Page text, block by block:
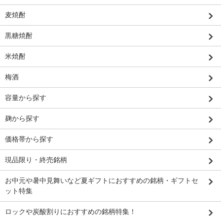
麦焼酎
黒糖焼酎
米焼酎
梅酒
容量から探す
麹から探す
価格帯から探す
現品限り・終売銘柄
お中元や暑中見舞いなど夏ギフトにおすすめの銘柄・ギフトセ
ット特集
ロックや炭酸割りにおすすめの銘柄特集！